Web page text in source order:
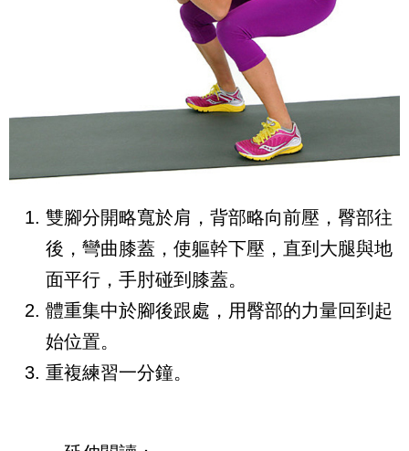
雙腳分開略寬於肩，背部略向前壓，臀部往
後，彎曲膝蓋，使軀幹下壓，直到大腿與地
面平行，手肘碰到膝蓋。
體重集中於腳後跟處，用臀部的力量回到起
始位置。
重複練習一分鐘。